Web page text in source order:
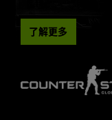
了解更多